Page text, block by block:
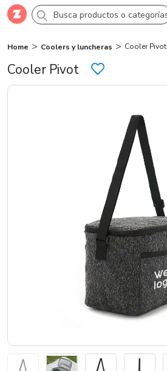
Comprar Crea tu cuenta
Categorías
Cooler Pivot
Home Coolers y luncheras Cooler Pivot